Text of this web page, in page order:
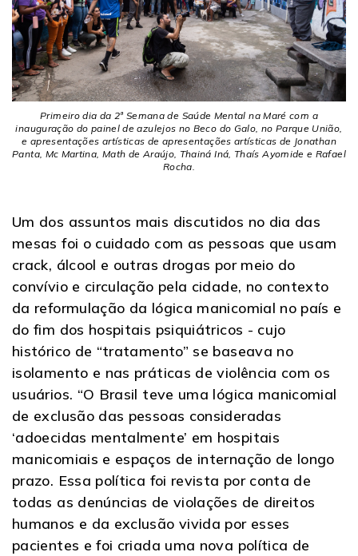
Primeiro dia da 2ª Semana de Saúde Mental na Maré com a
inauguração do painel de azulejos no Beco do Galo, no Parque União,
e apresentações artísticas de apresentações artísticas de Jonathan
Panta, Mc Martina, Math de Araújo, Thainá Iná, Thaís Ayomide e Rafael
Rocha.
Um dos assuntos mais discutidos no dia das
mesas foi o cuidado com as pessoas que usam
crack, álcool e outras drogas por meio do
convívio e circulação pela cidade, no contexto
da reformulação da lógica manicomial no país e
do fim dos hospitais psiquiátricos - cujo
histórico de “tratamento” se baseava no
isolamento e nas práticas de violência com os
usuários. “O Brasil teve uma lógica manicomial
de exclusão das pessoas consideradas
‘adoecidas mentalmente’ em hospitais
manicomiais e espaços de internação de longo
prazo. Essa política foi revista por conta de
todas as denúncias de violações de direitos
humanos e da exclusão vivida por esses
pacientes e foi criada uma nova política de